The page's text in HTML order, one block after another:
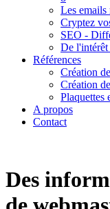
Les emails
Cryptez
SEO -
De
Références
Création
Création
Plaquettes
A propos
Contact
Des